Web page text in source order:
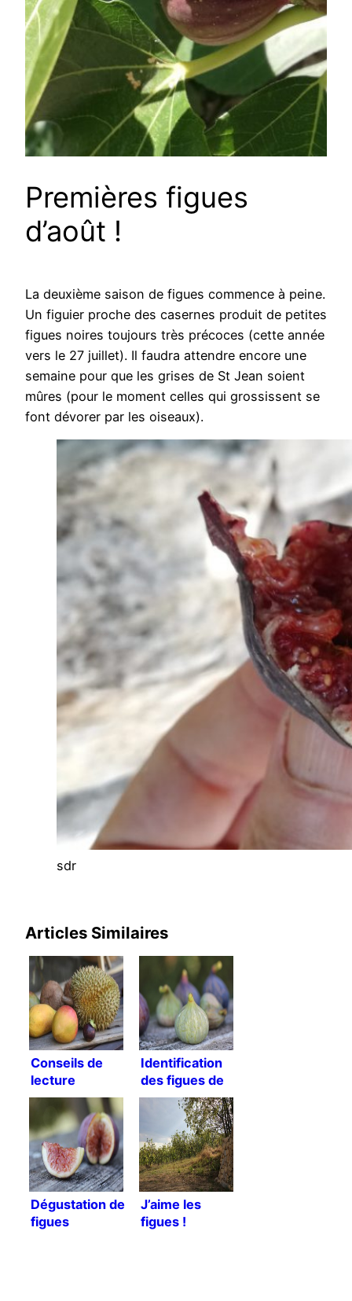
Premières figues
d’août !
La deuxième saison de figues commence à peine.
Un figuier proche des casernes produit de petites
figues noires toujours très précoces (cette année
vers le 27 juillet). Il faudra attendre encore une
semaine pour que les grises de St Jean soient
mûres (pour le moment celles qui grossissent se
font dévorer par les oiseaux).
sdr
Articles Similaires
Conseils de
lecture
Identification
des figues de
mon jardin
Dégustation de
figues
J’aime les
figues !